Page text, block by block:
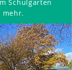
Schulgarten
mehr.